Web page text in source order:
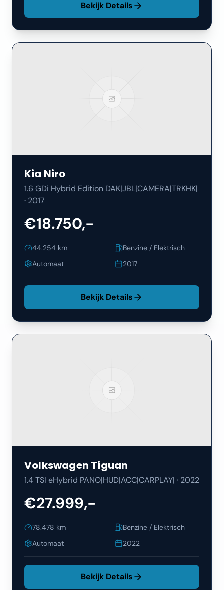
Bekijk Details
Kia Niro
1.6 GDi Hybrid Edition DAK|JBL|CAMERA|TRKHK|
· 2017
€18.750,-
44.254 km
Benzine / Elektrisch
Automaat
2017
Bekijk Details
Volkswagen Tiguan
1.4 TSI eHybrid PANO|HUD|ACC|CARPLAY| · 2022
€27.999,-
78.478 km
Benzine / Elektrisch
Automaat
2022
Bekijk Details